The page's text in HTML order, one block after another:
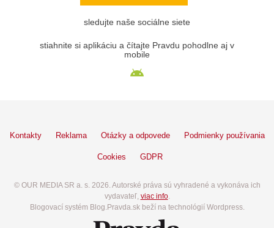
sledujte naše sociálne siete
stiahnite si aplikáciu a čítajte Pravdu pohodlne aj v
mobile
Kontakty Reklama Otázky a odpovede Podmienky používania
Cookies GDPR
© OUR MEDIA SR a. s. 2026. Autorské práva sú vyhradené a vykonáva ich
vydavateľ, viac info.
Blogovací systém Blog.Pravda.sk beží na technológií Wordpress.